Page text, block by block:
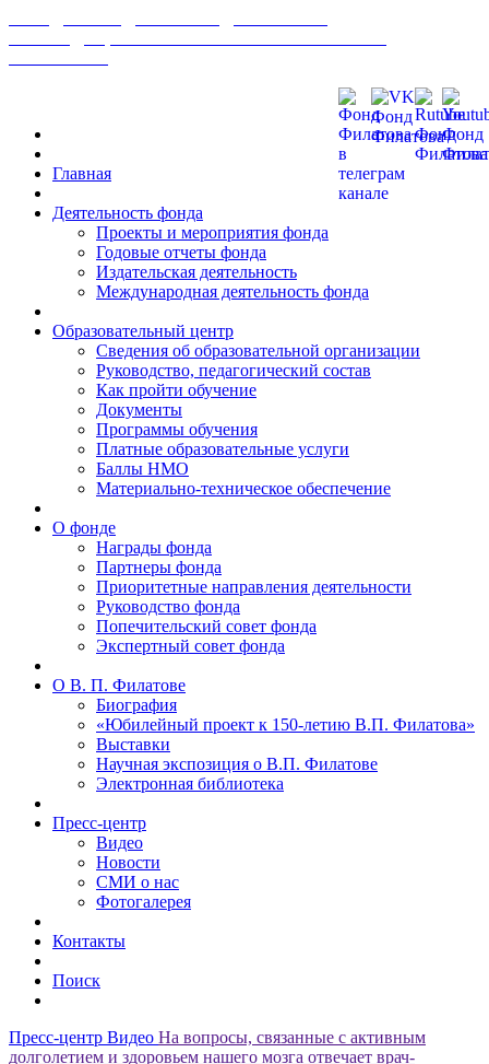
Главная
Деятельность фонда
Проекты и мероприятия фонда
Годовые отчеты фонда
Издательская деятельность
Международная деятельность фонда
Образовательный центр
Сведения об образовательной организации
Руководство, педагогический состав
Как пройти обучение
Документы
Программы обучения
Платные образовательные услуги
Баллы НМО
Материально-техническое обеспечение
О фонде
Награды фонда
Партнеры фонда
Приоритетные направления деятельности
Руководство фонда
Попечительский совет фонда
Экспертный совет фонда
О В. П. Филатове
Биография
«Юбилейный проект к 150-летию В.П. Филатова»
Выставки
Научная экспозиция о В.П. Филатове
Электронная библиотека
Пресс-центр
Видео
Новости
СМИ о нас
Фотогалерея
Контакты
Поиск
Пресс-центр Видео На вопросы, связанные с активным
долголетием и здоровьем нашего мозга отвечает врач-